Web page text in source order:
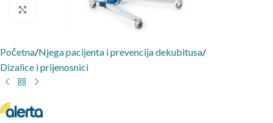
Click to enlarge
Početna/Njega pacijenta i prevencija dekubitusa/
Dizalice i prijenosnici